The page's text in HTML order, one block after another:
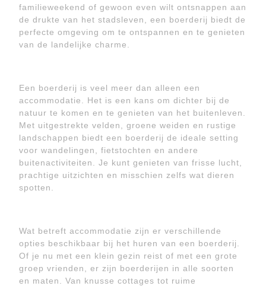
familieweekend of gewoon even wilt ontsnappen aan
de drukte van het stadsleven, een boerderij biedt de
perfecte omgeving om te ontspannen en te genieten
van de landelijke charme.
Een boerderij is veel meer dan alleen een
accommodatie. Het is een kans om dichter bij de
natuur te komen en te genieten van het buitenleven.
Met uitgestrekte velden, groene weiden en rustige
landschappen biedt een boerderij de ideale setting
voor wandelingen, fietstochten en andere
buitenactiviteiten. Je kunt genieten van frisse lucht,
prachtige uitzichten en misschien zelfs wat dieren
spotten.
Wat betreft accommodatie zijn er verschillende
opties beschikbaar bij het huren van een boerderij.
Of je nu met een klein gezin reist of met een grote
groep vrienden, er zijn boerderijen in alle soorten
en maten. Van knusse cottages tot ruime